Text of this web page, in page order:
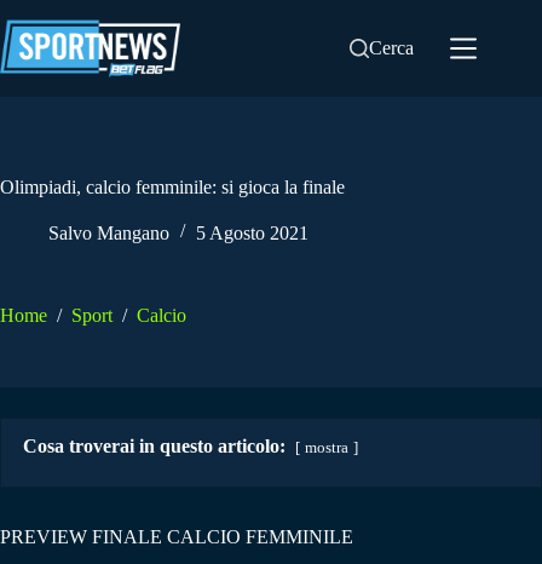
al
contenuto
Cerca
Olimpiadi, calcio femminile: si gioca la finale
Salvo Mangano 5 Agosto 2021
Home / Sport / Calcio
Cosa troverai in questo articolo: mostra
PREVIEW FINALE CALCIO FEMMINILE